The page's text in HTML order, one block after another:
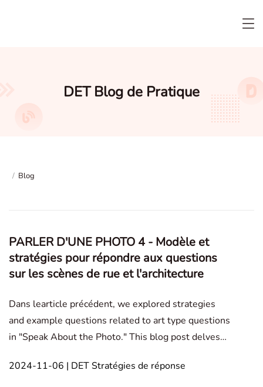
DET Blog de Pratique
/ Blog
PARLER D'UNE PHOTO 4 - Modèle et
stratégies pour répondre aux questions
sur les scènes de rue et l'architecture
Dans learticle précédent, we explored strategies
and example questions related to art type questions
in "Speak About the Photo." This blog post delves
for the "Street Scenes and Architecture" type. Speak
2024-11-06 | DET Stratégies de réponse